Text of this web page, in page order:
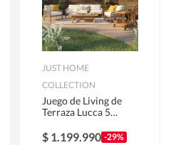
JUST HOME
COLLECTION
Juego de Living de
Terraza Lucca 5
$ 1.199.990 -29%